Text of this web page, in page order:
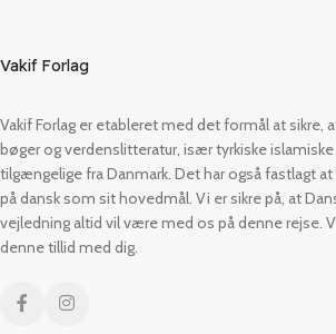
Vakif Forlag
Vakif Forlag er etableret med det formål at sikre,
bøger og verdenslitteratur, især tyrkiske
tilgængelige fra Danmark. Det har også fastlagt
på dansk som sit hovedmål. Vi er sikre på, at
vejledning altid vil være med os på denne rejse.
denne tillid med dig.